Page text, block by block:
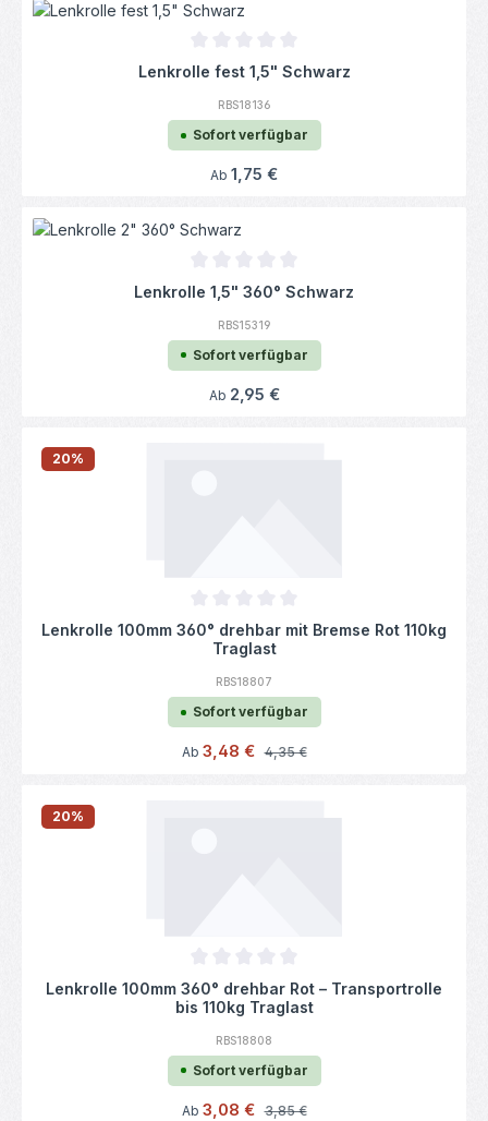
Durchschnittliche Bewertung von 0 von
Lenkrolle fest 1,5" Schwarz
RBS18136
Sofort verfügbar
Regulärer Preis:
Ab 1,75 €
Durchschnittliche Bewertung von 0 von
Lenkrolle 1,5" 360° Schwarz
RBS15319
Sofort verfügbar
Regulärer Preis:
Ab 2,95 €
20%
Durchschnittliche Bewertung von 0 von
Lenkrolle 100mm 360° drehbar mit Bremse Rot 110kg
Traglast
RBS18807
Sofort verfügbar
Verkaufspreis:
Ab 3,48 € Regulärer Preis:
4,35 €
20%
Durchschnittliche Bewertung von 0 von
Lenkrolle 100mm 360° drehbar Rot – Transportrolle
bis 110kg Traglast
RBS18808
Sofort verfügbar
Verkaufspreis:
Ab 3,08 € Regulärer Preis:
3,85 €